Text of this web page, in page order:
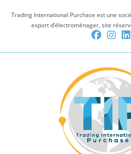
Trading International Purchase est une
export d’électroménager, site